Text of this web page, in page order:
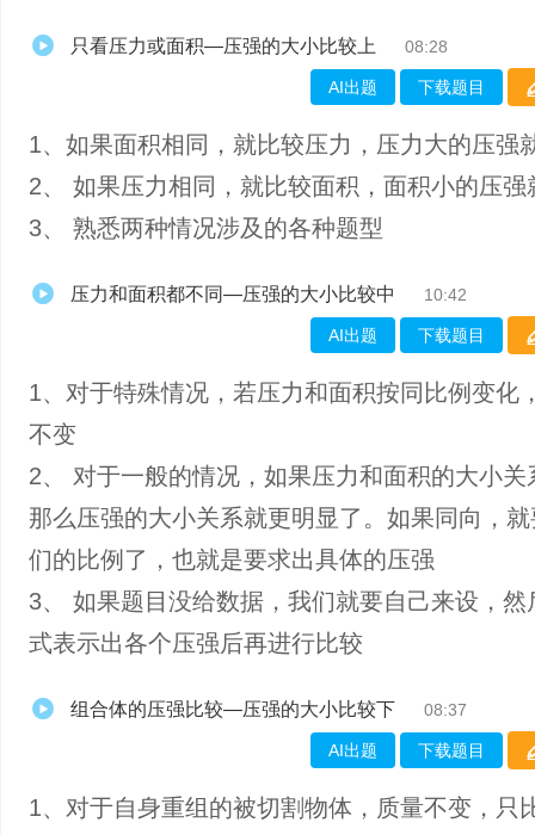
只看压力或面积—压强的大小比较上 08:28
AI出题 下载题目
1、如果面积相同，就比较压力，压力大的压强
2、 如果压力相同，就比较面积，面积小的压强
3、 熟悉两种情况涉及的各种题型
压力和面积都不同—压强的大小比较中 10:42
AI出题 下载题目
1、对于特殊情况，若压力和面积按同比例变化
不变
2、 对于一般的情况，如果压力和面积的大小关
那么压强的大小关系就更明显了。如果同向，
们的比例了，也就是要求出具体的压强
3、 如果题目没给数据，我们就要自己来设，然
式表示出各个压强后再进行比较
组合体的压强比较—压强的大小比较下 08:37
AI出题 下载题目
1、对于自身重组的被切割物体，质量不变，只